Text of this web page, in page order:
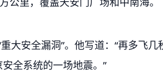
大安全漏洞”。他写道：“再多飞几
全系统的一场地震。”